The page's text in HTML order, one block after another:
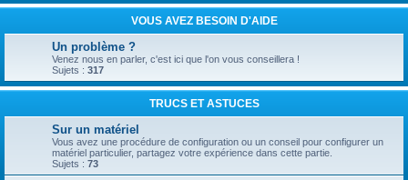
r
VOUS AVEZ BESOIN D'AIDE
Un problème ?
Venez nous en parler, c'est ici que l'on vous conseillera !
Sujets : 317
TRUCS ET ASTUCES
Sur un matériel
Vous avez une procédure de configuration ou un conseil pour configurer un
matériel particulier, partagez votre expérience dans cette partie.
Sujets : 73